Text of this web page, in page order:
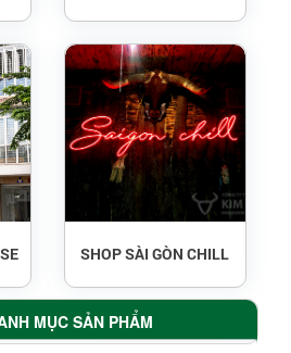
SHOP SÀI GÒN CHILL
MỤC SẢN PHẨM